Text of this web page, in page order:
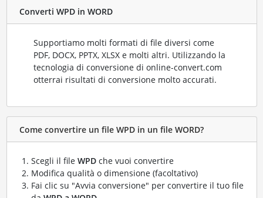
Converti WPD in WORD
Supportiamo molti formati di file diversi come
PDF, DOCX, PPTX, XLSX e molti altri. Utilizzando la
tecnologia di conversione di online-convert.com
otterrai risultati di conversione molto accurati.
Come convertire un file WPD in un file WORD?
Scegli il file WPDche vuoi convertire
Modifica qualità o dimensione (facoltativo)
Fai clic su "Avvia conversione" per convertire il tuo file